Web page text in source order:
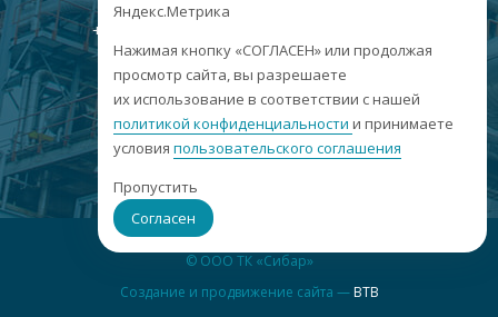
+7
г. Барнаул, пр. Ленина, 158А, Н1/204
пн-пт: 09:00-17:00
сб-вс: выходные
info@sibar22.ru
© ООО ТК «Сибар»
Создание и продвижение сайта —BTB
Яндекс.Метрика
Нажимая кнопку «СОГЛАСЕН» или продолжая
просмотр сайта, вы разрешаете
их использование в соответствии с нашей
политикой конфиденциальности и принимаете
условия пользовательского соглашения
Пропустить
Согласен